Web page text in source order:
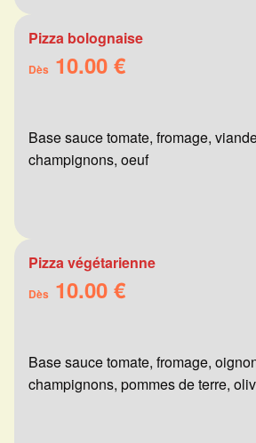
Pizza bolognaise
Dès 10.00 €
Base sauce tomate, fromage,
champignons, oeuf
Pizza végétarienne
Dès 10.00 €
Base sauce tomate, fromage,
champignons, pommes de terre,